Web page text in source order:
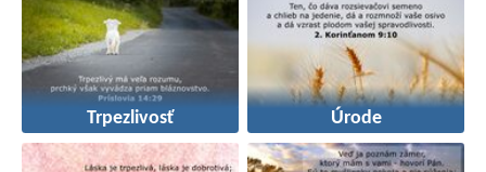
Trpezlivosť Úrode